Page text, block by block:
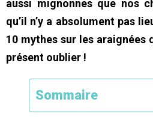
aussi mignonnes que nos
qu’il n’y a absolument pas
10 mythes sur les araignées
présent oublier !
Sommaire